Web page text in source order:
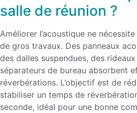
salle de réunion ?
Améliorer l’acoustique ne
de gros travaux. Des panneaux
des dalles suspendues, des
séparateurs de bureau absorbent
réverbérations. L’objectif est de
stabiliser un temps de
seconde, idéal pour une bonne